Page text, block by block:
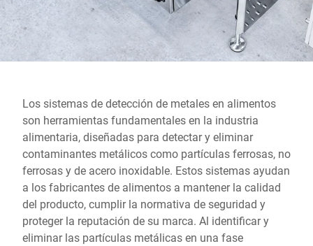
Los sistemas de detección de metales en alimentos
son herramientas fundamentales en la industria
alimentaria, diseñadas para detectar y eliminar
contaminantes metálicos como partículas ferrosas, no
ferrosas y de acero inoxidable. Estos sistemas ayudan
a los fabricantes de alimentos a mantener la calidad
del producto, cumplir la normativa de seguridad y
proteger la reputación de su marca. Al identificar y
eliminar las partículas metálicas en una fase